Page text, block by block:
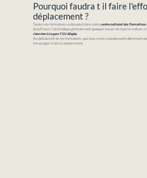
Pourquoi faudra t il faire
déplacement ?
Toutes nos formations se déroulent dans notrecentre national des Formations
de la France. Cela implique généralement quelques heures de route en voiture ;
chercher à la gare TGV d’Agde.
Au‑delà du tarif de nos formations, que nous avons souhaité particulièrement
encourager à faire ce déplacement.